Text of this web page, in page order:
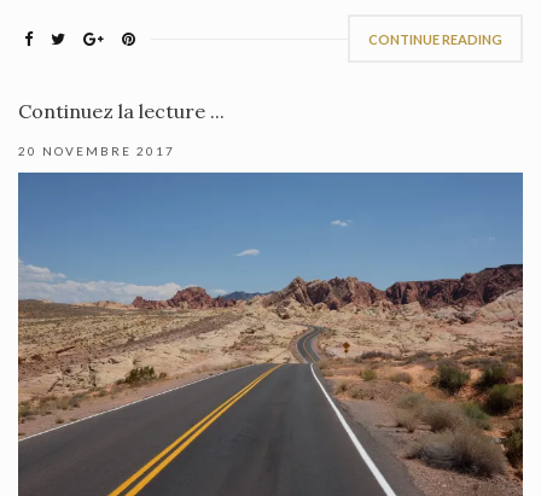
CONTINUE READING
Continuez la lecture ...
20 NOVEMBRE 2017